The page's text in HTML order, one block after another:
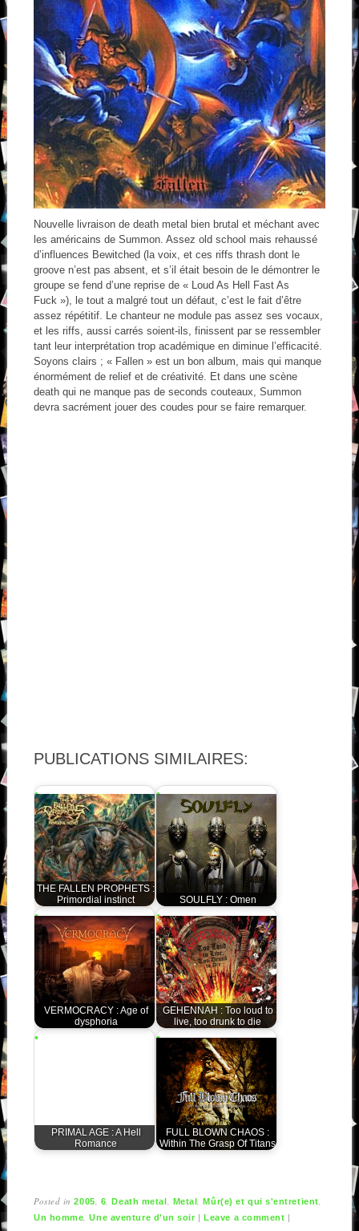
Nouvelle livraison de death metal bien brutal et méchant avec
les américains de Summon. Assez old school mais rehaussé
d’influences Bewitched (la voix, et ces riffs thrash dont le
groove n’est pas absent, et s’il était besoin de le démontrer le
groupe se fend d’une reprise de « Loud As Hell Fast As
Fuck »), le tout a malgré tout un défaut, c’est le fait d’être
assez répétitif. Le chanteur ne module pas assez ses vocaux,
et les riffs, aussi carrés soient-ils, finissent par se ressembler
tant leur interprétation trop académique en diminue l’efficacité.
Soyons clairs ; « Fallen » est un bon album, mais qui manque
énormément de relief et de créativité. Et dans une scène
death qui ne manque pas de seconds couteaux, Summon
devra sacrément jouer des coudes pour se faire remarquer.
PUBLICATIONS SIMILAIRES:
THE FALLEN PROPHETS :
Primordial instinct
SOULFLY : Omen
VERMOCRACY : Age of
dysphoria
GEHENNAH : Too loud to
live, too drunk to die
PRIMAL AGE : A Hell
Romance
FULL BLOWN CHAOS :
Within The Grasp Of Titans
Posted in2005 6 ,Death metal Metal ,Mûr(e) et qui s'entretient
Un homme ,Une aventure d'un soir |Leave a comment |